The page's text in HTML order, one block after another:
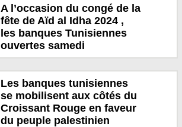
A l’occasion du congé de la
fête de Aïd al Idha 2024 ,
les banques Tunisiennes
ouvertes samedi
Les banques tunisiennes
se mobilisent aux côtés du
Croissant Rouge en faveur
du peuple palestinien